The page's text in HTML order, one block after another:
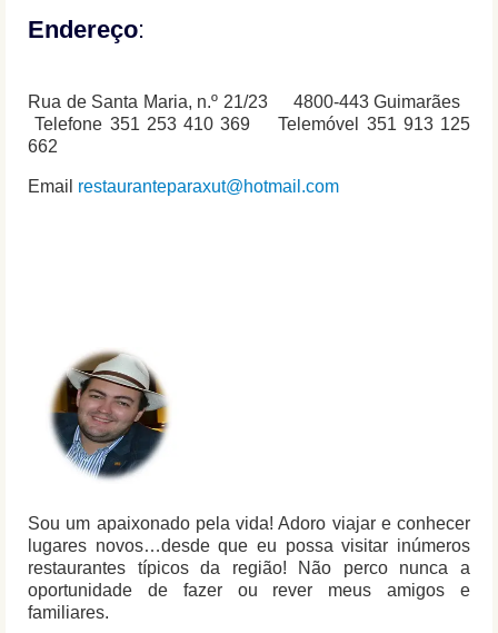
Endereço:
Rua de Santa Maria, n.º 21/23 4800-443 Guimarães
Telefone 351 253 410 369 Telemóvel 351 913 125
662
Email restauranteparaxut@hotmail.com
Sou um apaixonado pela vida! Adoro viajar e conhecer
lugares novos…desde que eu possa visitar inúmeros
restaurantes típicos da região! Não perco nunca a
oportunidade de fazer ou rever meus amigos e
familiares.